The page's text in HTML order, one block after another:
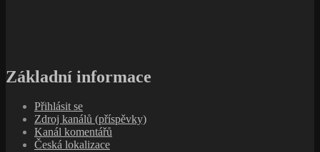
Základní informace
Přihlásit se
Zdroj kanálů (příspěvky)
Kanál komentářů
Česká lokalizace